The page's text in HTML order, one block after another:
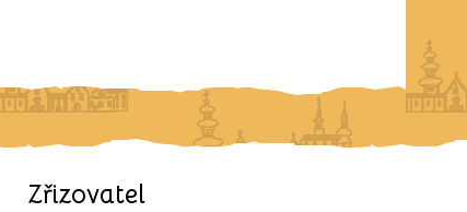
Zřizovatel